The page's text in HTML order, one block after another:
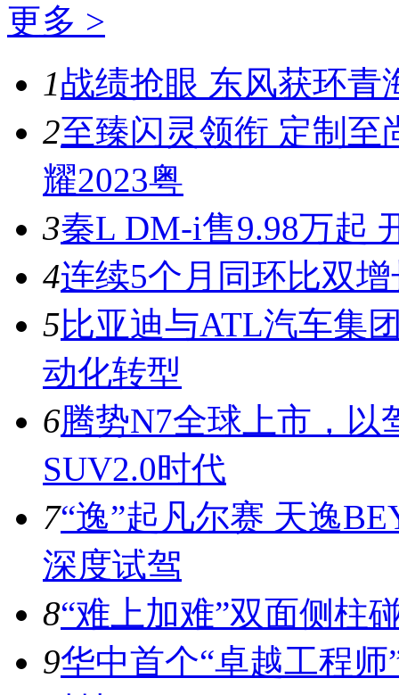
更多 >
1战绩抢眼 东风获环青
2至臻闪灵领衔 定制至
耀2023粤
3秦L DM-i售9.98万起
4连续5个月同环比双
5比亚迪与ATL汽车集
动化转型
6腾势N7全球上市，以
SUV2.0时代
7“逸”起凡尔赛 天逸
深度试驾
8“难上加难”双面侧柱
9华中首个“卓越工程